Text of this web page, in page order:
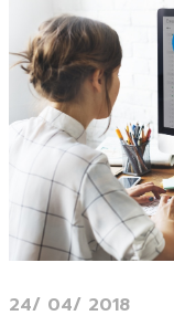
24/ 04/ 2018